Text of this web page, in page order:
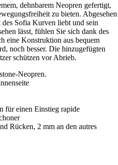
dehnbarem Neopren gefertigt,
zu bieten. Abgesehen
Sofia Kurven liebt und sein
lässt, fühlen Sie sich dank des
eine Konstruktion aus bequem
noch besser. Die hinzugefügten
schützen vor Abrieb.
Neopren.
für einen Einstieg rapide
Rücken, 2 mm an den autres